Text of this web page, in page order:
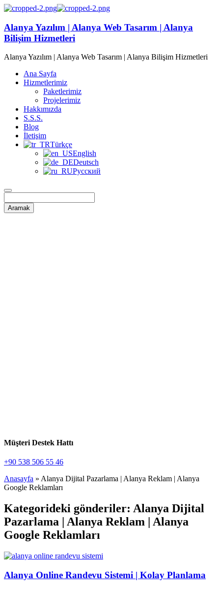
Alanya Yazılım | Alanya Web Tasarım | Alanya
Bilişim Hizmetleri
Alanya Yazılım | Alanya Web Tasarım | Alanya Bilişim Hizmetleri
Ana Sayfa
Hizmetlerimiz
Paketlerimiz
Projelerimiz
Hakkımızda
S.S.S.
Blog
İletişim
Türkçe
English
Deutsch
Русский
Müşteri Destek Hattı
+90 538 506 55 46
Anasayfa » Alanya Dijital Pazarlama | Alanya Reklam | Alanya
Google Reklamları
Kategorideki gönderiler: Alanya Dijital
Pazarlama | Alanya Reklam | Alanya
Google Reklamları
Alanya Online Randevu Sistemi | Kolay Planlama